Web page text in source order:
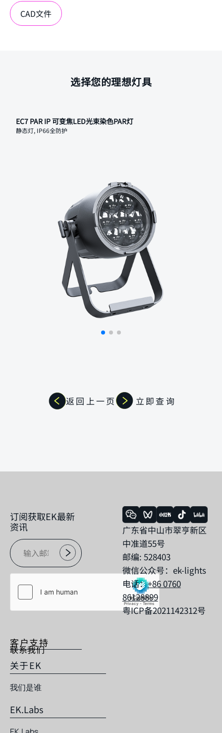
CAD文件
选择您的理想灯具
EC7 PAR IP 可变焦LED光束染色PAR灯
静态灯, IP66全防护
返回上一页 立即查询
订阅获取EK最新
资讯
客户支持
联系我们
广东省中山市翠亨新区
中准道55号
邮编: 528403
微信公众号：ek-lights
电话：+86 0760
86128899
粤ICP备2021142312号
关于EK
我们是谁
EK.Labs